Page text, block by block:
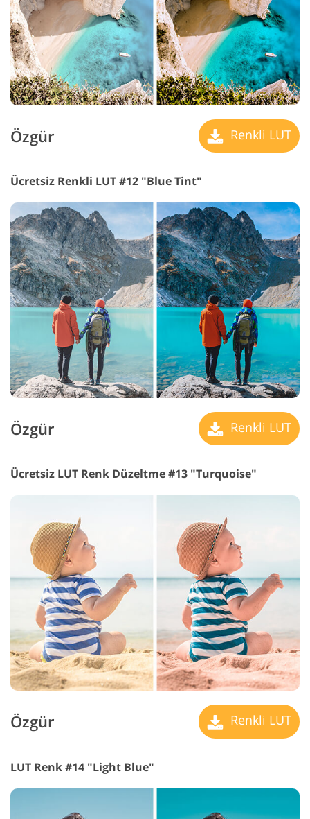
Özgür Renkli LUT
Ücretsiz Renkli LUT #12 "Blue Tint"
Özgür Renkli LUT
Ücretsiz LUT Renk Düzeltme #13 "Turquoise"
Özgür Renkli LUT
LUT Renk #14 "Light Blue"